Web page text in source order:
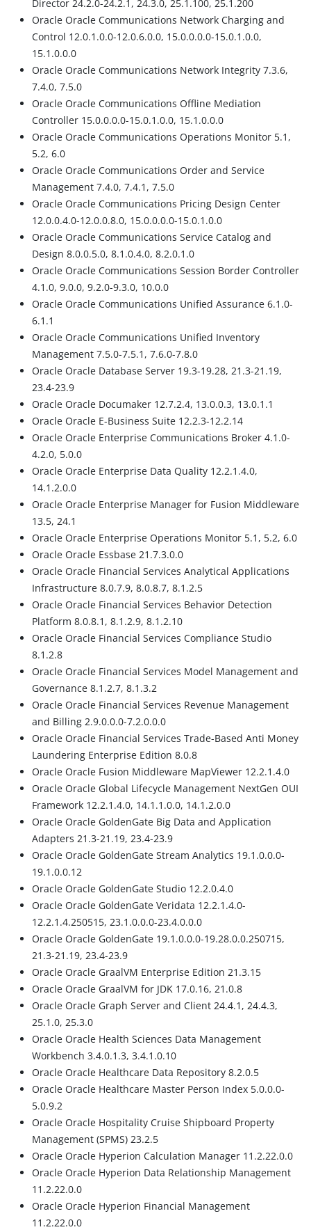
Director 24.2.0-24.2.1, 24.3.0, 25.1.100, 25.1.200
Oracle Oracle Communications Network Charging and
Control 12.0.1.0.0-12.0.6.0.0, 15.0.0.0.0-15.0.1.0.0,
15.1.0.0.0
Oracle Oracle Communications Network Integrity 7.3.6,
7.4.0, 7.5.0
Oracle Oracle Communications Offline Mediation
Controller 15.0.0.0.0-15.0.1.0.0, 15.1.0.0.0
Oracle Oracle Communications Operations Monitor 5.1,
5.2, 6.0
Oracle Oracle Communications Order and Service
Management 7.4.0, 7.4.1, 7.5.0
Oracle Oracle Communications Pricing Design Center
12.0.0.4.0-12.0.0.8.0, 15.0.0.0.0-15.0.1.0.0
Oracle Oracle Communications Service Catalog and
Design 8.0.0.5.0, 8.1.0.4.0, 8.2.0.1.0
Oracle Oracle Communications Session Border Controller
4.1.0, 9.0.0, 9.2.0-9.3.0, 10.0.0
Oracle Oracle Communications Unified Assurance 6.1.0-
6.1.1
Oracle Oracle Communications Unified Inventory
Management 7.5.0-7.5.1, 7.6.0-7.8.0
Oracle Oracle Database Server 19.3-19.28, 21.3-21.19,
23.4-23.9
Oracle Oracle Documaker 12.7.2.4, 13.0.0.3, 13.0.1.1
Oracle Oracle E-Business Suite 12.2.3-12.2.14
Oracle Oracle Enterprise Communications Broker 4.1.0-
4.2.0, 5.0.0
Oracle Oracle Enterprise Data Quality 12.2.1.4.0,
14.1.2.0.0
Oracle Oracle Enterprise Manager for Fusion Middleware
13.5, 24.1
Oracle Oracle Enterprise Operations Monitor 5.1, 5.2, 6.0
Oracle Oracle Essbase 21.7.3.0.0
Oracle Oracle Financial Services Analytical Applications
Infrastructure 8.0.7.9, 8.0.8.7, 8.1.2.5
Oracle Oracle Financial Services Behavior Detection
Platform 8.0.8.1, 8.1.2.9, 8.1.2.10
Oracle Oracle Financial Services Compliance Studio
8.1.2.8
Oracle Oracle Financial Services Model Management and
Governance 8.1.2.7, 8.1.3.2
Oracle Oracle Financial Services Revenue Management
and Billing 2.9.0.0.0-7.2.0.0.0
Oracle Oracle Financial Services Trade-Based Anti Money
Laundering Enterprise Edition 8.0.8
Oracle Oracle Fusion Middleware MapViewer 12.2.1.4.0
Oracle Oracle Global Lifecycle Management NextGen OUI
Framework 12.2.1.4.0, 14.1.1.0.0, 14.1.2.0.0
Oracle Oracle GoldenGate Big Data and Application
Adapters 21.3-21.19, 23.4-23.9
Oracle Oracle GoldenGate Stream Analytics 19.1.0.0.0-
19.1.0.0.12
Oracle Oracle GoldenGate Studio 12.2.0.4.0
Oracle Oracle GoldenGate Veridata 12.2.1.4.0-
12.2.1.4.250515, 23.1.0.0.0-23.4.0.0.0
Oracle Oracle GoldenGate 19.1.0.0.0-19.28.0.0.250715,
21.3-21.19, 23.4-23.9
Oracle Oracle GraalVM Enterprise Edition 21.3.15
Oracle Oracle GraalVM for JDK 17.0.16, 21.0.8
Oracle Oracle Graph Server and Client 24.4.1, 24.4.3,
25.1.0, 25.3.0
Oracle Oracle Health Sciences Data Management
Workbench 3.4.0.1.3, 3.4.1.0.10
Oracle Oracle Healthcare Data Repository 8.2.0.5
Oracle Oracle Healthcare Master Person Index 5.0.0.0-
5.0.9.2
Oracle Oracle Hospitality Cruise Shipboard Property
Management (SPMS) 23.2.5
Oracle Oracle Hyperion Calculation Manager 11.2.22.0.0
Oracle Oracle Hyperion Data Relationship Management
11.2.22.0.0
Oracle Oracle Hyperion Financial Management
11.2.22.0.0